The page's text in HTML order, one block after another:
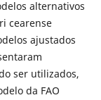
alternativos
cearense
ajustados
ser utilizados,
da FAO